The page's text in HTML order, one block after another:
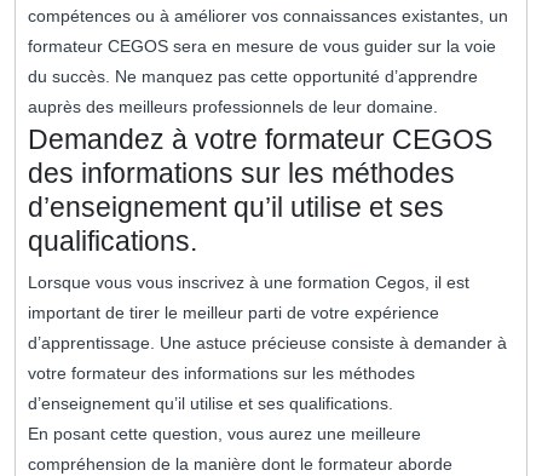
compétences ou à améliorer vos connaissances existantes, un
formateur CEGOS sera en mesure de vous guider sur la voie
du succès. Ne manquez pas cette opportunité d’apprendre
auprès des meilleurs professionnels de leur domaine.
Demandez à votre formateur CEGOS
des informations sur les méthodes
d’enseignement qu’il utilise et ses
qualifications.
Lorsque vous vous inscrivez à une formation Cegos, il est
important de tirer le meilleur parti de votre expérience
d’apprentissage. Une astuce précieuse consiste à demander à
votre formateur des informations sur les méthodes
d’enseignement qu’il utilise et ses qualifications.
En posant cette question, vous aurez une meilleure
compréhension de la manière dont le formateur aborde